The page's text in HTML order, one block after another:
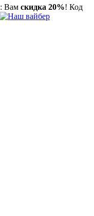
: Вам скидка 20%! Код